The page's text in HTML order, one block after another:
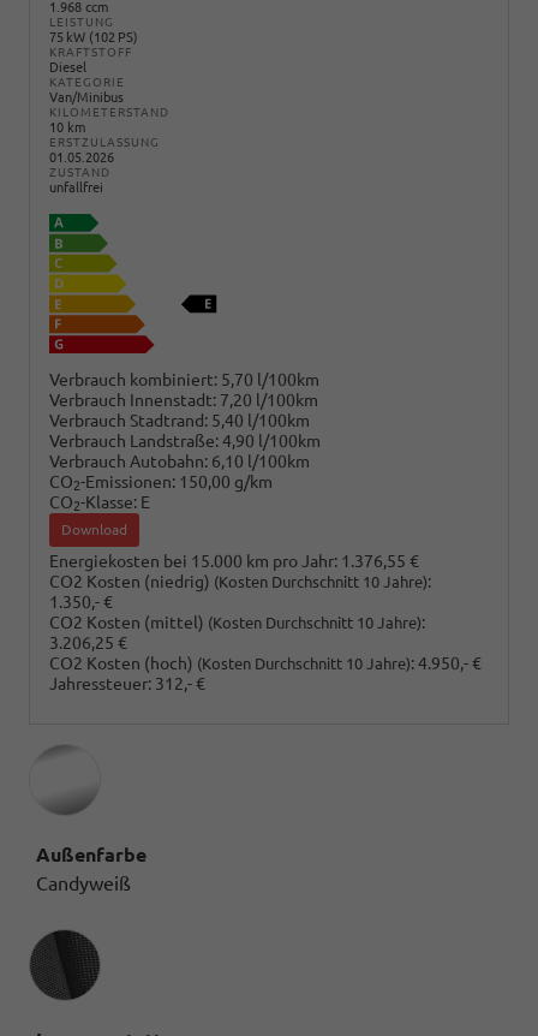
1.968 ccm
LEISTUNG
75 kW (102 PS)
KRAFTSTOFF
Diesel
KATEGORIE
Van/Minibus
KILOMETERSTAND
10 km
ERSTZULASSUNG
01.05.2026
ZUSTAND
unfallfrei
Verbrauch kombiniert: 5,70 l/100km
Verbrauch Innenstadt: 7,20 l/100km
Verbrauch Stadtrand: 5,40 l/100km
Verbrauch Landstraße:4,90 l/100km
Verbrauch Autobahn: 6,10 l/100km
CO2-Emissionen: 150,00 g/km
CO2-Klasse: E
Download
Energiekosten bei 15.000 km pro Jahr: 1.376,55 €
CO2 Kosten (niedrig) (Kosten Durchschnitt 10 Jahre):
1.350,- €
CO2 Kosten (mittel) (Kosten Durchschnitt 10 Jahre):
3.206,25 €
CO2 Kosten (hoch) (Kosten Durchschnitt 10 Jahre):4.950,- €
Jahressteuer: 312,- €
Außenfarbe
Candyweiß
Innenausstattung